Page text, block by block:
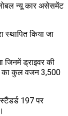
न्यू कार असेसमेंट
स्थापित किया जा
जिनमें ड्राइवर की
का कुल वजन 3,500
197 पर